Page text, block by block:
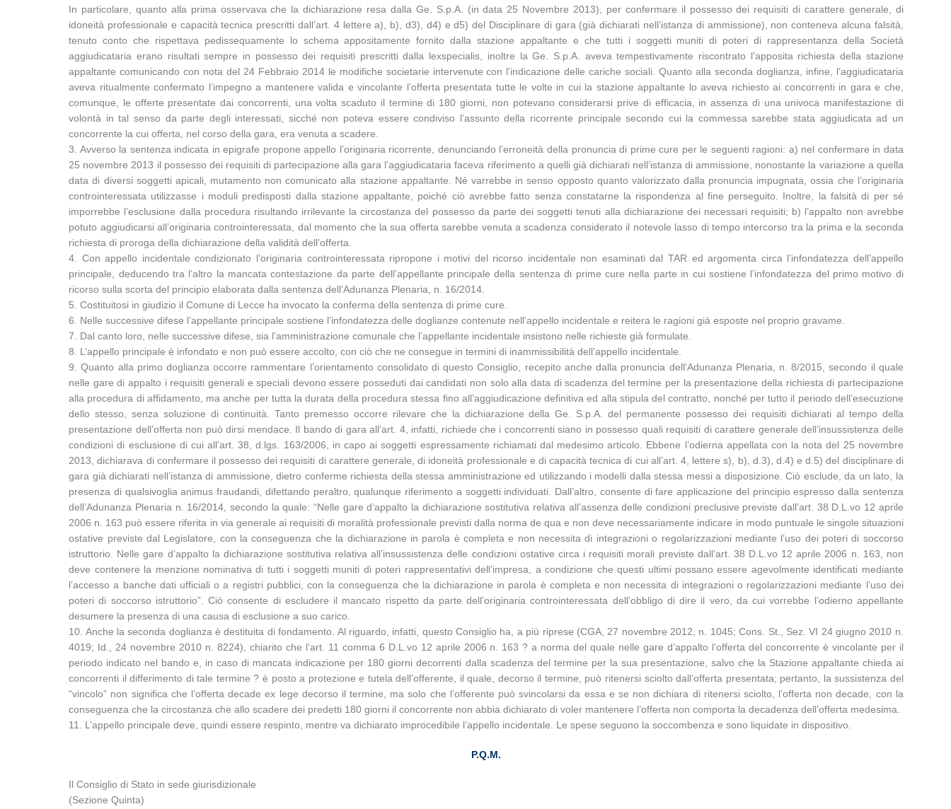
In particolare, quanto alla prima osservava che la dichiarazione resa dalla Ge. S.p.A. (in data 25 Novembre 2013), per confermare il possesso dei requisiti di carattere generale, di
idoneità professionale e capacità tecnica prescritti dall’art. 4 lettere a), b), d3), d4) e d5) del Disciplinare di gara (già dichiarati nell’istanza di ammissione), non conteneva alcuna falsità,
tenuto conto che rispettava pedissequamente lo schema appositamente fornito dalla stazione appaltante e che tutti i soggetti muniti di poteri di rappresentanza della Società
aggiudicataria erano risultati sempre in possesso dei requisiti prescritti dalla lexspecialis, inoltre la Ge. S.p.A. aveva tempestivamente riscontrato l’apposita richiesta della stazione
appaltante comunicando con nota del 24 Febbraio 2014 le modifiche societarie intervenute con l’indicazione delle cariche sociali. Quanto alla seconda doglianza, infine, l’aggiudicataria
aveva ritualmente confermato l’impegno a mantenere valida e vincolante l’offerta presentata tutte le volte in cui la stazione appaltante lo aveva richiesto ai concorrenti in gara e che,
comunque, le offerte presentate dai concorrenti, una volta scaduto il termine di 180 giorni, non potevano considerarsi prive di efficacia, in assenza di una univoca manifestazione di
volontà in tal senso da parte degli interessati, sicché non poteva essere condiviso l’assunto della ricorrente principale secondo cui la commessa sarebbe stata aggiudicata ad un
concorrente la cui offerta, nel corso della gara, era venuta a scadere.
3. Avverso la sentenza indicata in epigrafe propone appello l’originaria ricorrente, denunciando l’erroneità della pronuncia di prime cure per le seguenti ragioni: a) nel confermare in data
25 novembre 2013 il possesso dei requisiti di partecipazione alla gara l’aggiudicataria faceva riferimento a quelli già dichiarati nell’istanza di ammissione, nonostante la variazione a quella
data di diversi soggetti apicali, mutamento non comunicato alla stazione appaltante. Né varrebbe in senso opposto quanto valorizzato dalla pronuncia impugnata, ossia che l’originaria
controinteressata utilizzasse i moduli predisposti dalla stazione appaltante, poiché ciò avrebbe fatto senza constatarne la rispondenza al fine perseguito. Inoltre, la falsità di per sé
imporrebbe l’esclusione dalla procedura risultando irrilevante la circostanza del possesso da parte dei soggetti tenuti alla dichiarazione dei necessari requisiti; b) l’appalto non avrebbe
potuto aggiudicarsi all’originaria controinteressata, dal momento che la sua offerta sarebbe venuta a scadenza considerato il notevole lasso di tempo intercorso tra la prima e la seconda
richiesta di proroga della dichiarazione della validità dell’offerta.
4. Con appello incidentale condizionato l’originaria controinteressata ripropone i motivi del ricorso incidentale non esaminati dal TAR ed argomenta circa l’infondatezza dell’appello
principale, deducendo tra l’altro la mancata contestazione da parte dell’appellante principale della sentenza di prime cure nella parte in cui sostiene l’infondatezza del primo motivo di
ricorso sulla scorta del principio elaborata dalla sentenza dell’Adunanza Plenaria, n. 16/2014.
5. Costituitosi in giudizio il Comune di Lecce ha invocato la conferma della sentenza di prime cure.
6. Nelle successive difese l’appellante principale sostiene l’infondatezza delle doglianze contenute nell’appello incidentale e reitera le ragioni già esposte nel proprio gravame.
7. Dal canto loro, nelle successive difese, sia l’amministrazione comunale che l’appellante incidentale insistono nelle richieste già formulate.
8. L’appello principale è infondato e non può essere accolto, con ciò che ne consegue in termini di inammissibilità dell’appello incidentale.
9. Quanto alla primo doglianza occorre rammentare l’orientamento consolidato di questo Consiglio, recepito anche dalla pronuncia dell’Adunanza Plenaria, n. 8/2015, secondo il quale
nelle gare di appalto i requisiti generali e speciali devono essere posseduti dai candidati non solo alla data di scadenza del termine per la presentazione della richiesta di partecipazione
alla procedura di affidamento, ma anche per tutta la durata della procedura stessa fino all’aggiudicazione definitiva ed alla stipula del contratto, nonché per tutto il periodo dell’esecuzione
dello stesso, senza soluzione di continuità. Tanto premesso occorre rilevare che la dichiarazione della Ge. S.p.A. del permanente possesso dei requisiti dichiarati al tempo della
presentazione dell’offerta non può dirsi mendace. Il bando di gara all’art. 4, infatti, richiede che i concorrenti siano in possesso quali requisiti di carattere generale dell’insussistenza delle
condizioni di esclusione di cui all’art. 38, d.lgs. 163/2006, in capo ai soggetti espressamente richiamati dal medesimo articolo. Ebbene l’odierna appellata con la nota del 25 novembre
2013, dichiarava di confermare il possesso dei requisiti di carattere generale, di idoneità professionale e di capacità tecnica di cui all’art. 4, lettere s), b), d.3), d.4) e d.5) del disciplinare di
gara già dichiarati nell’istanza di ammissione, dietro conferme richiesta della stessa amministrazione ed utilizzando i modelli dalla stessa messi a disposizione. Ciò esclude, da un lato, la
presenza di qualsivoglia animus fraudandi, difettando peraltro, qualunque riferimento a soggetti individuati. Dall’altro, consente di fare applicazione del principio espresso dalla sentenza
dell’Adunanza Plenaria n. 16/2014, secondo la quale: “Nelle gare d’appalto la dichiarazione sostitutiva relativa all’assenza delle condizioni preclusive previste dall’art. 38 D.L.vo 12 aprile
2006 n. 163 può essere riferita in via generale ai requisiti di moralità professionale previsti dalla norma de qua e non deve necessariamente indicare in modo puntuale le singole situazioni
ostative previste dal Legislatore, con la conseguenza che la dichiarazione in parola è completa e non necessita di integrazioni o regolarizzazioni mediante l’uso dei poteri di soccorso
istruttorio. Nelle gare d’appalto la dichiarazione sostitutiva relativa all’insussistenza delle condizioni ostative circa i requisiti morali previste dall’art. 38 D.L.vo 12 aprile 2006 n. 163, non
deve contenere la menzione nominativa di tutti i soggetti muniti di poteri rappresentativi dell’impresa, a condizione che questi ultimi possano essere agevolmente identificati mediante
l’accesso a banche dati ufficiali o a registri pubblici, con la conseguenza che la dichiarazione in parola è completa e non necessita di integrazioni o regolarizzazioni mediante l’uso dei
poteri di soccorso istruttorio”. Ciò consente di escludere il mancato rispetto da parte dell’originaria controinteressata dell’obbligo di dire il vero, da cui vorrebbe l’odierno appellante
desumere la presenza di una causa di esclusione a suo carico.
10. Anche la seconda doglianza è destituita di fondamento. Al riguardo, infatti, questo Consiglio ha, a più riprese (CGA, 27 novembre 2012, n. 1045; Cons. St., Sez. VI 24 giugno 2010 n.
4019; Id., 24 novembre 2010 n. 8224), chiarito che l’art. 11 comma 6 D.L.vo 12 aprile 2006 n. 163 ? a norma del quale nelle gare d’appalto l’offerta del concorrente è vincolante per il
periodo indicato nel bando e, in caso di mancata indicazione per 180 giorni decorrenti dalla scadenza del termine per la sua presentazione, salvo che la Stazione appaltante chieda ai
concorrenti il differimento di tale termine ? è posto a protezione e tutela dell’offerente, il quale, decorso il termine, può ritenersi sciolto dall’offerta presentata; pertanto, la sussistenza del
“vincolo” non significa che l’offerta decade ex lege decorso il termine, ma solo che l’offerente può svincolarsi da essa e se non dichiara di ritenersi sciolto, l’offerta non decade, con la
conseguenza che la circostanza che allo scadere dei predetti 180 giorni il concorrente non abbia dichiarato di voler mantenere l’offerta non comporta la decadenza dell’offerta medesima.
11. L’appello principale deve, quindi essere respinto, mentre va dichiarato improcedibile l’appello incidentale. Le spese seguono la soccombenza e sono liquidate in dispositivo.
P.Q.M.
Il Consiglio di Stato in sede giurisdizionale
(Sezione Quinta)